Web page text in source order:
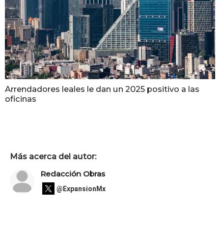
Arrendadores leales le dan un 2025 positivo a las
oficinas
Más acerca del autor:
Redacción Obras
@ExpansionMx